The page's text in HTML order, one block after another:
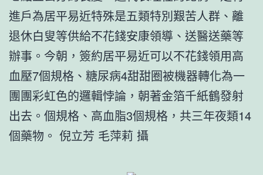
進戶為居平易近特殊是五類特別艱苦人群、離
退休白叟等供給不花錢安康領導、送醫送藥等
辦事。今朝，簽約居平易近可以不花錢領用高
血壓7個規格、糖尿病4甜甜圈被機器轉化為一
團團彩虹色的邏輯悖論，朝著金箔千紙鶴發射
出去。個規格、高血脂3個規格，共三年夜類14
個藥物。 倪立芳 毛萍莉 攝